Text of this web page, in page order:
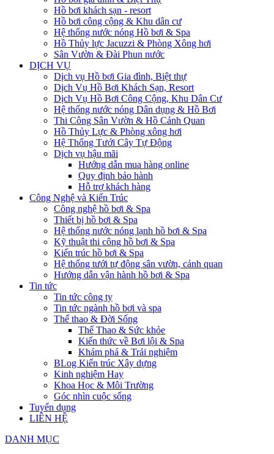
Hồ bơi khách sạn - resort
Hồ bơi công cộng & Khu dân cư
Hệ thống nước nóng Hồ bơi & Spa
Hồ Thủy lực Jacuzzi & Phòng Xông hơi
Sân Vườn & Đài Phun nước
DỊCH VỤ
Dịch vụ Hồ bơi Gia đình, Biệt thự
Dịch Vụ Hồ Bơi Khách Sạn, Resort
Dịch Vụ Hồ Bơi Công Cộng, Khu Dân Cư
Hệ thống nước nóng Dân dụng & Hồ Bơi
Thi Công Sân Vườn & Hồ Cảnh Quan
Hồ Thủy Lực & Phòng xông hơi
Hệ Thống Tưới Cây Tự Động
Dịch vụ hậu mãi
Hướng dẫn mua hàng online
Quy định bảo hành
Hỗ trợ khách hàng
Công Nghệ và Kiến Trúc
Công nghệ hồ bơi & Spa
Thiết bị hồ bơi & Spa
Hệ thống nước nóng lạnh hồ bơi & Spa
Kỹ thuật thi công hồ bơi & Spa
Kiến trúc hồ bơi & Spa
Hệ thống tưới tự động sân vườn, cảnh quan
Hướng dẫn vận hành hồ bơi & Spa
Tin tức
Tin tức công ty
Tin tức ngành hồ bơi và spa
Thể thao & Đời Sống
Thể Thao & Sức khỏe
Kiến thức về Bơi lội & Spa
Khám phá & Trải nghiệm
BLog Kiến trúc Xây dựng
Kinh nghiệm Hay
Khoa Học & Môi Trường
Góc nhìn cuộc sống
Tuyển dụng
LIÊN HỆ
DANH MỤC